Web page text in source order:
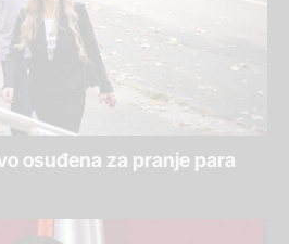
osuđena za pranje para